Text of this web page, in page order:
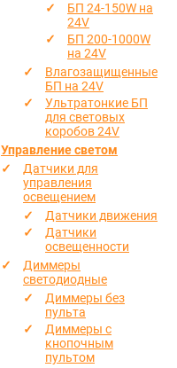
БП 24-150W на
24V
БП 200-1000W
на 24V
Влагозащищенные
БП на 24V
Ультратонкие БП
для световых
коробов 24V
Управление светом
Датчики для
управления
освещением
Датчики движения
Датчики
освещенности
Диммеры
светодиодные
Диммеры без
пульта
Диммеры с
кнопочным
пультом